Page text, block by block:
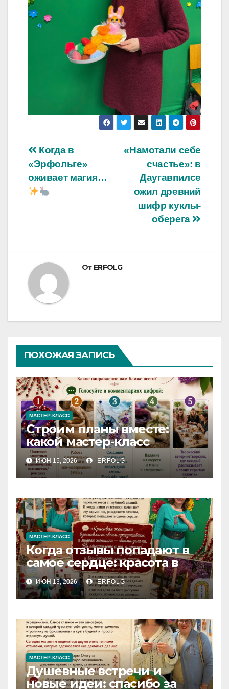
Навигация
по
записям
«Намотали себе
счастье»: в
Даугавпилсе
ожил древний
шифр куклы-
оберега
Когда в
«Эрфольге»
оживает магия…
От ERFOLG
ПОХОЖАЯ ЗАПИСЬ
МАСТЕР-КЛАСС
Строим планы вместе:
какой мастер-класс
выберете именно вы?
ИЮН 15, 2026 ERFOLG
МАСТЕР-КЛАСС
Когда отзывы попадают в
самое сердце: красота в
деталях и сила в делах!
ИЮН 13, 2026 ERFOLG
МАСТЕР-КЛАСС
Душевные встречи и
новые идеи: спасибо за